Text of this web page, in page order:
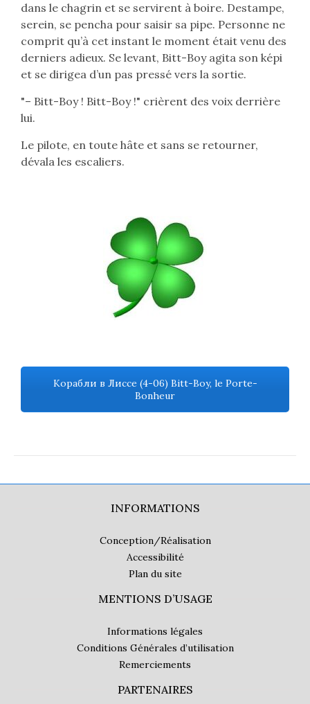
dans le chagrin et se servirent à boire. Destampe,
serein, se pencha pour saisir sa pipe. Personne ne
comprit qu’à cet instant le moment était venu des
derniers adieux. Se levant, Bitt-Boy agita son képi
et se dirigea d’un pas pressé vers la sortie.
"– Bitt-Boy ! Bitt-Boy !" crièrent des voix derrière
lui.
Le pilote, en toute hâte et sans se retourner,
dévala les escaliers.
Корабли в Лиссе (4-06) Bitt-Boy, le Porte-
Bonheur
INFORMATIONS
Conception/Réalisation
Accessibilité
Plan du site
MENTIONS D’USAGE
Informations légales
Conditions Générales d’utilisation
Remerciements
PARTENAIRES